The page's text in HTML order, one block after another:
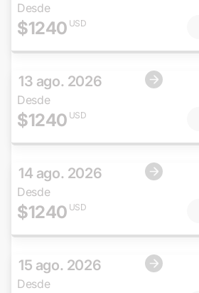
Desde
$1240 USD
13 ago. 2026
Desde
$1240 USD
14 ago. 2026
Desde
$1240 USD
15 ago. 2026
Desde